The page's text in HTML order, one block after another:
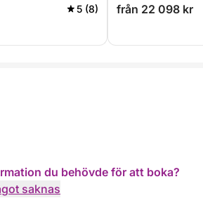
5 (8) från 22 098 kr
du behövde för att boka?
saknas